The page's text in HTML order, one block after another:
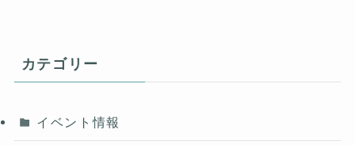
カテゴリー
イベント情報